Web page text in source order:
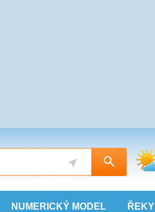
NUMERICKÝ MODEL ŘEKY